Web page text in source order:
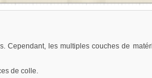
Cependant, les multiples couches de
de colle.